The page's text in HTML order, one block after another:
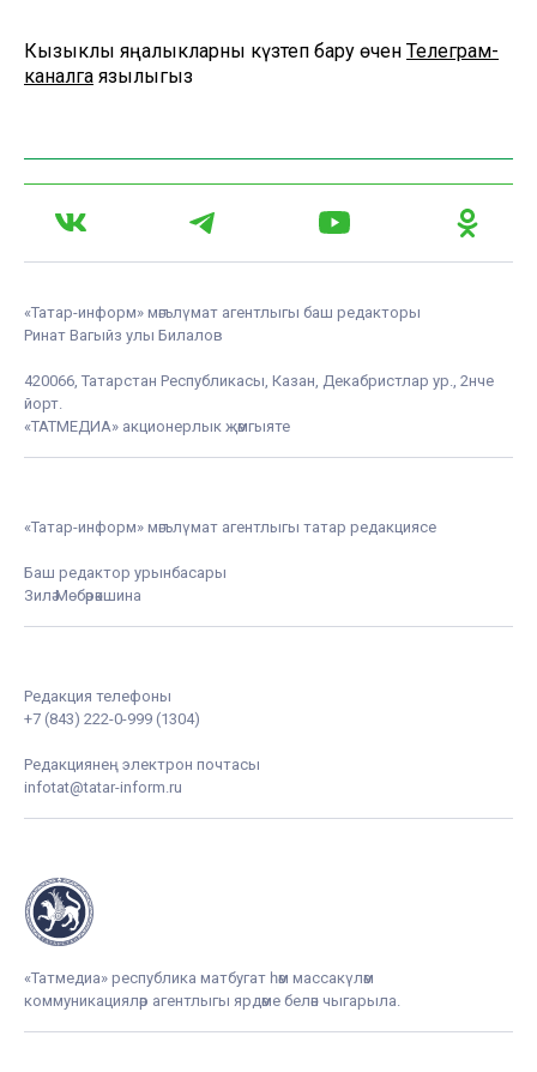
Кызыклы яңалыкларны күзәтеп бару өчен Телеграм-
каналга язылыгыз
«Татар-информ» мәгълүмат агентлыгы баш редакторы
Ринат Вагыйз улы Билалов
420066, Татарстан Республикасы, Казан, Декабристлар ур., 2нче
йорт.
«ТАТМЕДИА» акционерлык җәмгыяте
«Татар-информ» мәгълүмат агентлыгы татар редакциясе
Баш редактор урынбасары
Зилә Мөбәрәкшина
Редакция телефоны
+7 (843) 222-0-999 (1304)
Редакциянең электрон почтасы
infotat@tatar-inform.ru
«Татмедиа» республика матбугат һәм массакүләм
коммуникацияләр агентлыгы ярдәме белән чыгарыла.